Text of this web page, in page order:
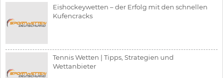
Eishockeywetten – der Erfolg mit den schnellen
Kufencracks
Tennis Wetten | Tipps, Strategien und
Wettanbieter